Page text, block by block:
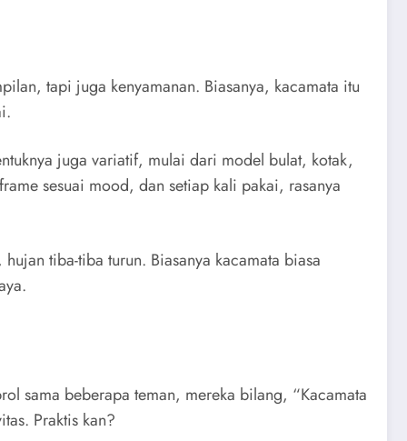
sama beberapa teman, mereka bilang, “Kacamata
Bikin senyum-senyum sendiri deh rasanya.
lensa biru, pink, sampai gradient yang bikin foto
anti gores, dan tahan lama. Frame-nya fleksibel
ada lecet serius.